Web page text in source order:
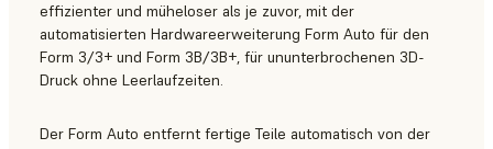
effizienter und müheloser als je zuvor, mit der
automatisierten Hardwareerweiterung Form Auto für den
Form 3/3+ und Form 3B/3B+, für ununterbrochenen 3D-
Druck ohne Leerlaufzeiten.
Der Form Auto entfernt fertige Teile automatisch von der